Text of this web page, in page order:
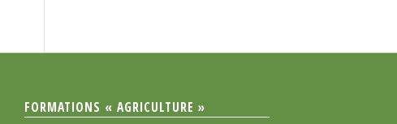
FORMATIONS « AGRICULTURE »